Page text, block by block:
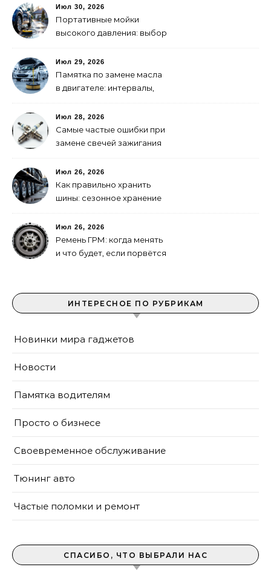
Июл 30, 2026
Портативные мойки
высокого давления: выбор
мойки авто
Июл 29, 2026
Памятка по замене масла
в двигателе: интервалы,
Июл 28, 2026
Самые частые ошибки при
замене свечей зажигания
Июл 26, 2026
Как правильно хранить
шины: сезонное хранение
Июл 26, 2026
Ремень ГРМ: когда менять
и что будет, если порвётся
ИНТЕРЕСНОЕ ПО РУБРИКАМ
Новинки мира гаджетов
Новости
Памятка водителям
Просто о бизнесе
Своевременное обслуживание
Тюнинг авто
Частые поломки и ремонт
СПАСИБО, ЧТО ВЫБРАЛИ НАС